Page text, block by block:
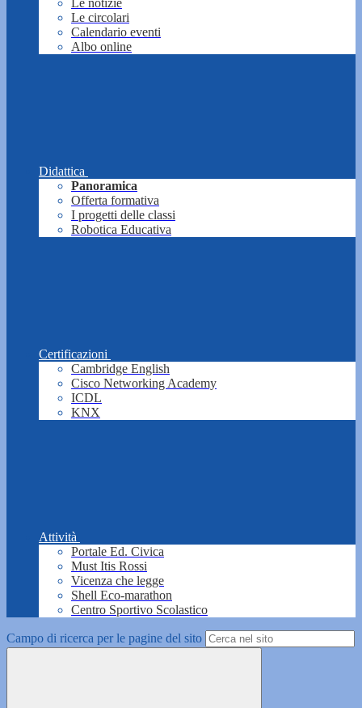
Le notizie
Le circolari
Calendario eventi
Albo online
Didattica
Panoramica
Offerta formativa
I progetti delle classi
Robotica Educativa
Certificazioni
Cambridge English
Cisco Networking Academy
ICDL
KNX
Attività
Portale Ed. Civica
Must Itis Rossi
Vicenza che legge
Shell Eco-marathon
Centro Sportivo Scolastico
Campo di ricerca per le pagine del sito